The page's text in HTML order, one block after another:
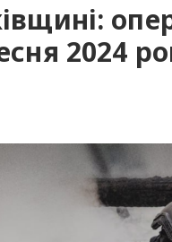
2024